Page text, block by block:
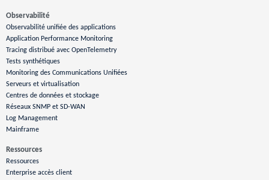
Observabilité
Observabilité unifiée des applications
Application Performance Monitoring
Tracing distribué avec OpenTelemetry
Tests synthétiques
Monitoring des Communications Unifiées
Serveurs et virtualisation
Centres de données et stockage
Réseaux SNMP et SD-WAN
Log Management
Mainframe
Ressources
Ressources
Enterprise accès client